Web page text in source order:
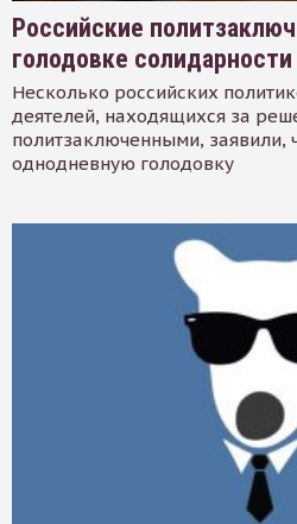
Российские
голодовке
Несколько российских
деятелей, находящихся за
политзаключенными, заявили,
однодневную голодовку